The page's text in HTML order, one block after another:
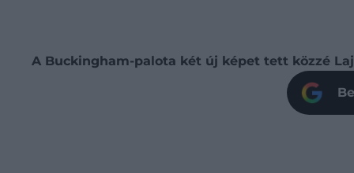
A Buckingham-palota két új képet tett közzé